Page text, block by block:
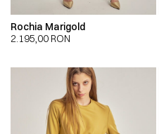
Rochia Marigold
2.195,00 RON